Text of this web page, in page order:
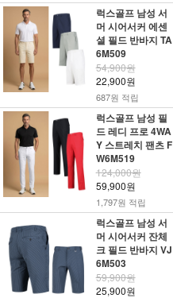
럭스골프 남성 서
머 시어서커 에센
셜 필드 반바지 TA
6M509
54,900원
22,900원
687원 적립
럭스골프 남성 필
드 레디 프로 4WA
Y 스트레치 팬츠 F
W6M519
124,000원
59,900원
1,797원 적립
럭스골프 남성 서
머 시어서커 잔체
크 필드 반바지 VJ
6M503
59,900원
25,900원